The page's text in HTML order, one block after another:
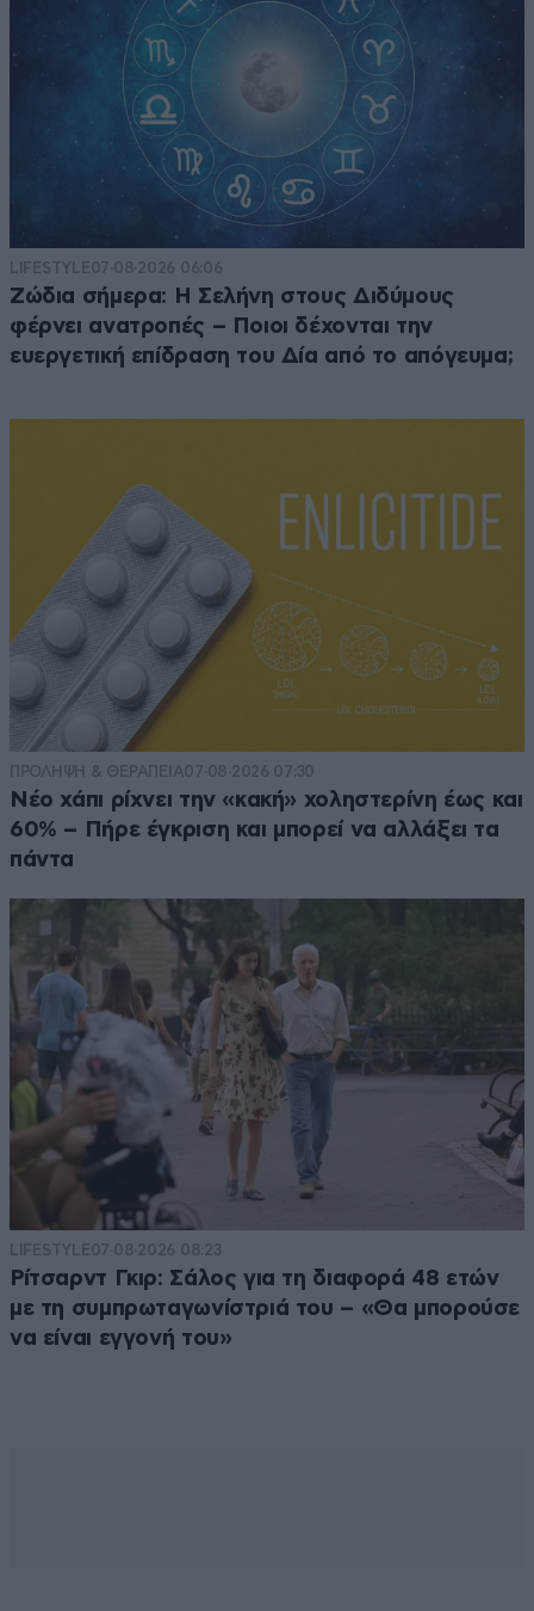
LIFESTYLE07·08·2026 06:06
Ζώδια σήμερα: Η Σελήνη στους Διδύμους
φέρνει ανατροπές – Ποιοι δέχονται την
ευεργετική επίδραση του Δία από το απόγευμα;
ΠΡΟΛΗΨΗ & ΘΕΡΑΠΕΙΑ07·08·2026 07:30
Νέο χάπι ρίχνει την «κακή» χοληστερίνη έως και
60% – Πήρε έγκριση και μπορεί να αλλάξει τα
πάντα
LIFESTYLE07·08·2026 08:23
Ρίτσαρντ Γκιρ: Σάλος για τη διαφορά 48 ετών
με τη συμπρωταγωνίστριά του – «Θα μπορούσε
να είναι εγγονή του»